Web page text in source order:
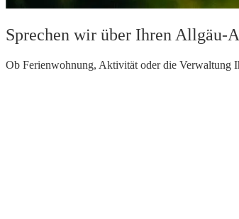
Sprechen wir über Ihren Allgäu-
Ob Ferienwohnung, Aktivität oder die Verwaltung